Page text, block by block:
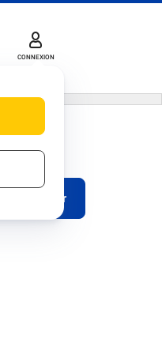
CONNEXION
Télécharger